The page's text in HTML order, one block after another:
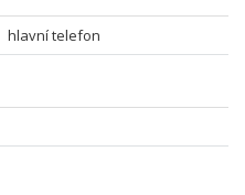
hlavní telefon